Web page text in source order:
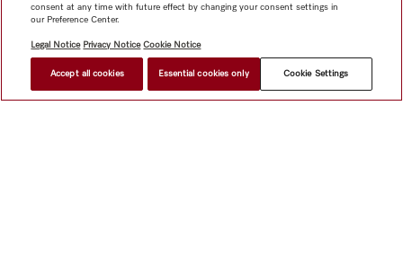
consent at any time with future effect by changing your consent settings in
our Preference Center.
Legal Notice Privacy Notice Cookie Notice
Accept all cookies Essential cookies only Cookie Settings